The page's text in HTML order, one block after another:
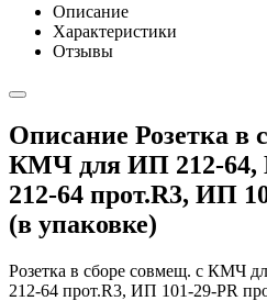
Описание
Характеристики
Отзывы
Описание Розетка в
КМЧ для ИП 212-64,
212-64 прот.R3, ИП
(в упаковке)
Розетка в сборе совмещ. с КМЧ
212-64 прот.R3, ИП 101-29-PR